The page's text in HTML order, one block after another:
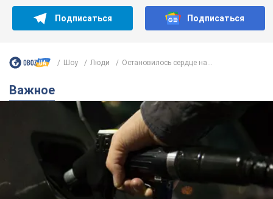
Подписаться Подписаться
Шоу Люди Остановилось сердце на...
Важное